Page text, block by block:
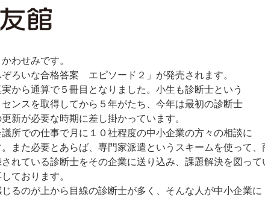
わせみです。
ぞろいな合格答案 エピソード２」が発売されます。
から通算で５冊目となりました。小生も診断士という
ンスを取得してから５年がたち、今年は最初の診断士
新が必要な時期に差し掛かっています。
所での仕事で月に１０社程度の中小企業の方々の相談に
また必要とあらば、専門家派遣というスキームを使って、
れている診断士をその企業に送り込み、課題解決を図って
ております。
るのが上から目線の診断士が多く、そんな人が中小企業に